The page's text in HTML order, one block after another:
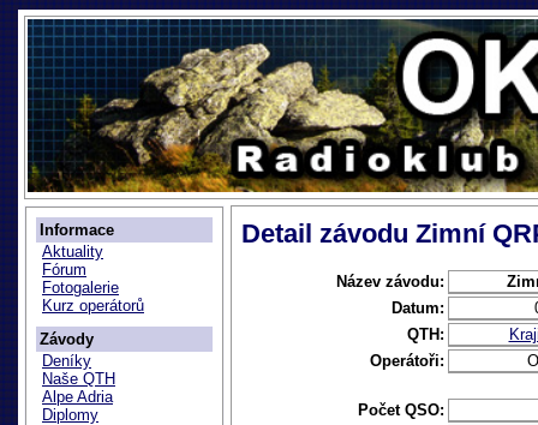
Informace
Aktuality
Fórum
Fotogalerie
Kurz operátorů
Závody
Deníky
Naše QTH
Alpe Adria
Diplomy
Detail závodu Zimní
Název závodu:
Datum:
QTH:
Operátoři:
Počet QSO: